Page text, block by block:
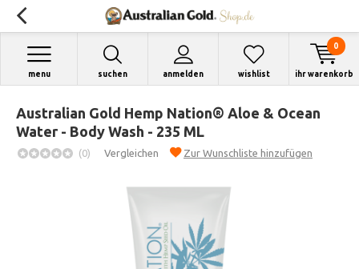
suchen anmelden
menu wishlist ihr warenkorb
0
Australian Gold Hemp Nation® Aloe & Ocean
Water - Body Wash - 235 ML
(0) Vergleichen Zur Wunschliste hinzufügen